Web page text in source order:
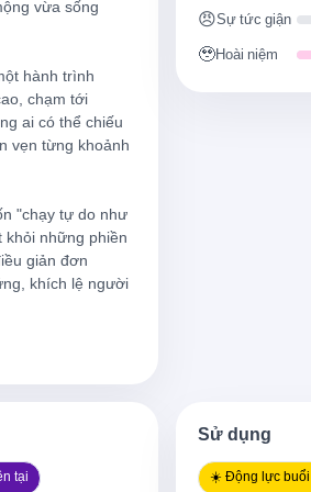
Ôi, hãy để tôi sống theo cách
Xa khỏi những rắc rối dưới
Ngửi mùi mưa trên mặt đất,
Hãy để tôi chạy tự do như gió
Vạch ra những con đường
Chắc chắn, tôi sẽ không chờ
vừa sống
hành trình
chạm tới
ai có thể chiếu
vẹn từng khoảnh
"chạy tự do như
những phiền
giản đơn
khích lệ người
😠Sự tức giận
🥹Hoài niệm
tại
Sử dụng
☀️ Động lực buổi